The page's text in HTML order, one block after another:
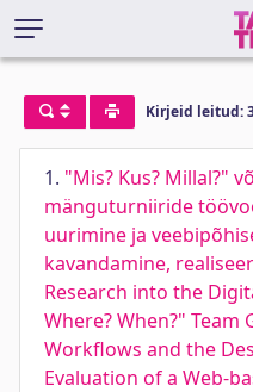
Kirjeid leitud:
1. "Mis? Kus? Millal?"
mänguturniiride
uurimine ja
kavandamine,
Research into the
Where? When?" Team
Workflows and the
Evaluation of a Web-